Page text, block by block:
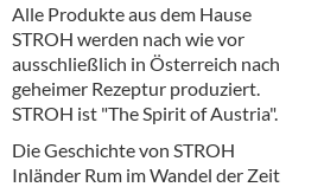
Unser Team
Kontakt
Gastronomie
Großhandel
Innovation - Die Neue Art des
"DroughtMaster"
Neuigkeiten
Termine
Weine & Schaumwein
Sirup
Spirituosen
Bier
DIENSTLEISTUNGEN
Kommisionskauf &
Fremddienstleistungen
Alle Produkte aus dem Hause
STROH werden nach wie vor
ausschließlich in Österreich nach
geheimer Rezeptur produziert.
STROH ist "The Spirit of Austria".
Die Geschichte von STROH
Inländer Rum im Wandel der Zeit